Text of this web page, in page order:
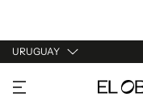
URUGUAY
URUGUAY